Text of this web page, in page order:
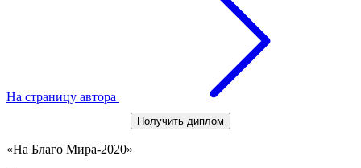
На страницу автора
Получить диплом
«На Благо Мира-2020»